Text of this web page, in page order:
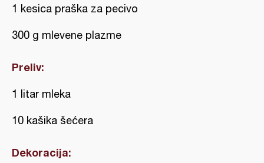
1 kesica praška za pecivo
300 g mlevene plazme
Preliv:
1 litar mleka
10 kašika šećera
Dekoracija: